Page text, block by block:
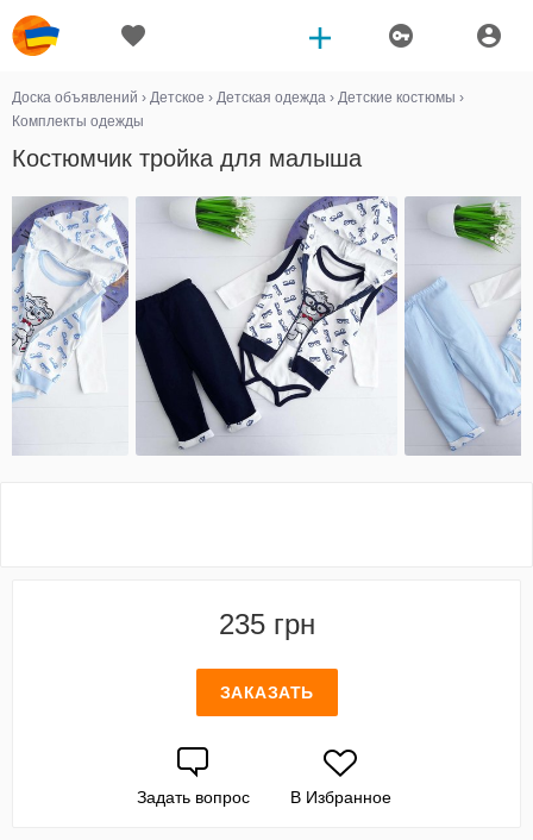
Доска объявлений › Детское › Детская одежда › Детские костюмы ›
Комплекты одежды
Костюмчик тройка для малыша
235 грн
ЗАКАЗАТЬ
Задать вопрос В Избранное